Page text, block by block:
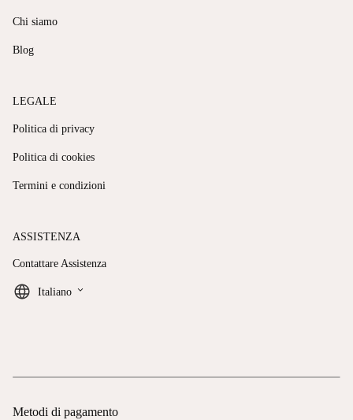
Chi siamo
Blog
LEGALE
Politica di privacy
Politica di cookies
Termini e condizioni
ASSISTENZA
Contattare Assistenza
Italiano keyboard_arrow_down
Metodi di pagamento